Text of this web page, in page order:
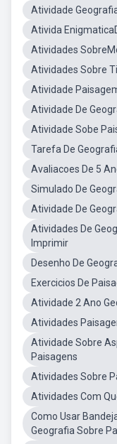
Atividade
Ativida
Atividades
Atividades Sobre
Atividade
Atividade De
Atividade Sobe
Tarefa De
Avaliacoes De 5
Simulado De
Atividade De
Atividades De
Imprimir
Desenho De
Exercicios De
Atividade 2 Ano
Atividades
Atividade Sobre
Paisagens
Atividades Sobre
Atividades Com
Como Usar
Geografia Sobre